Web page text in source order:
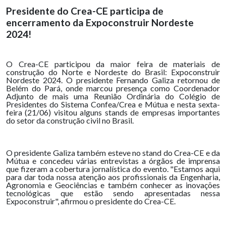
Presidente do Crea-CE participa de
encerramento da Expoconstruir Nordeste
2024!
O Crea-CE participou da maior feira de materiais de
construção do Norte e Nordeste do Brasil: Expoconstruir
Nordeste 2024. O presidente Fernando Galiza retornou de
Belém do Pará, onde marcou presença como Coordenador
Adjunto de mais uma Reunião Ordinária do Colégio de
Presidentes do Sistema Confea/Crea e Mútua e nesta sexta-
feira (21/06) visitou alguns stands de empresas importantes
do setor da construção civil no Brasil.
O presidente Galiza também esteve no stand do Crea-CE e da
Mútua e concedeu várias entrevistas a órgãos de imprensa
que fizeram a cobertura jornalística do evento. "Estamos aqui
para dar toda nossa atenção aos profissionais da Engenharia,
Agronomia e Geociências e também conhecer as inovações
tecnológicas que estão sendo apresentadas nessa
Expoconstruir", afirmou o presidente do Crea-CE.